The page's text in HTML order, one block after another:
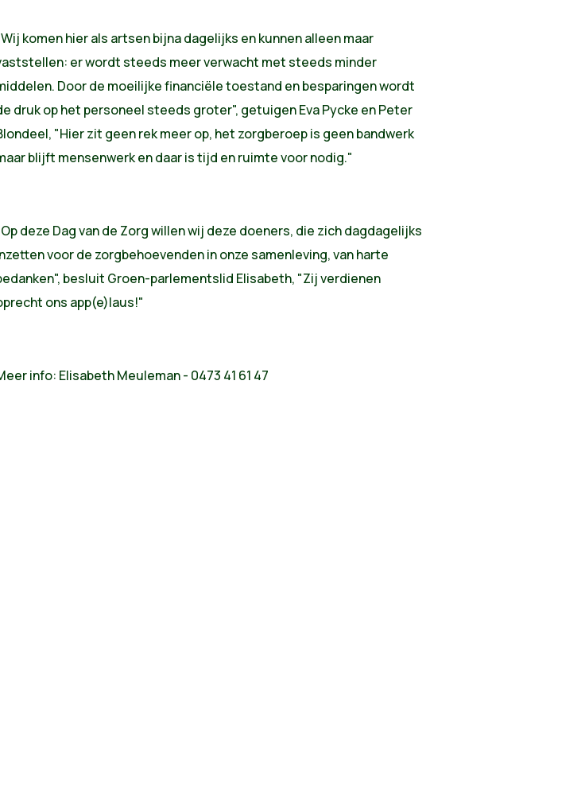
komen hier als artsen bijna dagelijks en kunnen alleen maar
er wordt steeds meer verwacht met steeds minder
Door de moeilijke financiële toestand en besparingen wordt
druk op het personeel steeds groter", getuigen Eva Pycke en Peter
"Hier zit geen rek meer op, het zorgberoep is geen bandwerk
blijft mensenwerk en daar is tijd en ruimte voor nodig."
deze Dag van de Zorg willen wij deze doeners, die zich dagdagelijks
voor de zorgbehoevenden in onze samenleving, van harte
besluit Groen-parlementslid Elisabeth, "Zij verdienen
ons app(e)laus!"
info: Elisabeth Meuleman - 0473 41 61 47